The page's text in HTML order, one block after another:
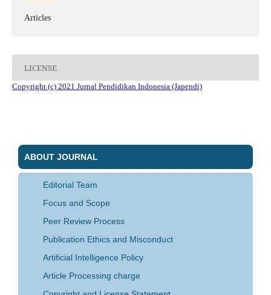
Articles
LICENSE
Copyright (c) 2021 Jurnal Pendidikan Indonesia (Japendi)
ABOUT JOURNAL
Editorial Team
Focus and Scope
Peer Review Process
Publication Ethics and Misconduct
Artificial Intelligence Policy
Article Processing charge